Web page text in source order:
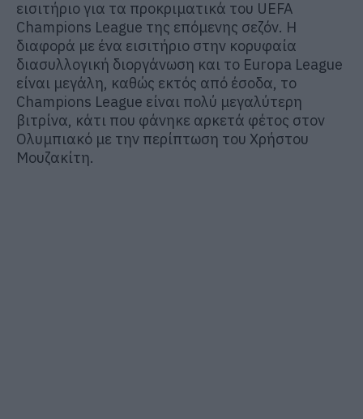
εισιτήριο για τα προκριματικά του UEFA
Champions League της επόμενης σεζόν. Η
διαφορά με ένα εισιτήριο στην κορυφαία
διασυλλογική διοργάνωση και το Europa League
είναι μεγάλη, καθώς εκτός από έσοδα, το
Champions League είναι πολύ μεγαλύτερη
βιτρίνα, κάτι που φάνηκε αρκετά φέτος στον
Ολυμπιακό με την περίπτωση του Χρήστου
Μουζακίτη.